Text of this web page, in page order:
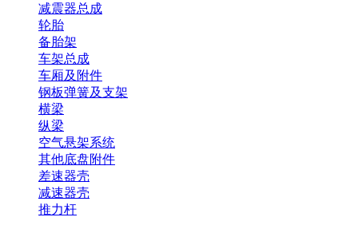
减震器总成
轮胎
备胎架
车架总成
车厢及附件
钢板弹簧及支架
横梁
纵梁
空气悬架系统
其他底盘附件
差速器壳
减速器壳
推力杆